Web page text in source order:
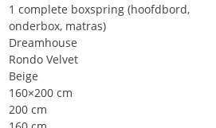
1 complete boxspring (hoofdbord,
onderbox, matras)
Dreamhouse
Rondo Velvet
Beige
160×200 cm
200 cm